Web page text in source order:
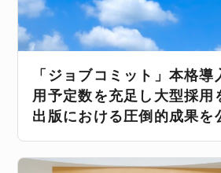
「ジョブコミット」本格
用予定数を充足し大型採用
出版における圧倒的成果を